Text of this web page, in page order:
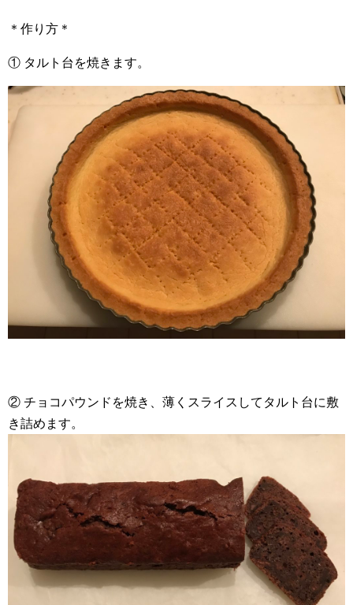
＊作り方＊
① タルト台を焼きます。
② チョコパウンドを焼き、薄くスライスしてタルト台に敷
き詰めます。